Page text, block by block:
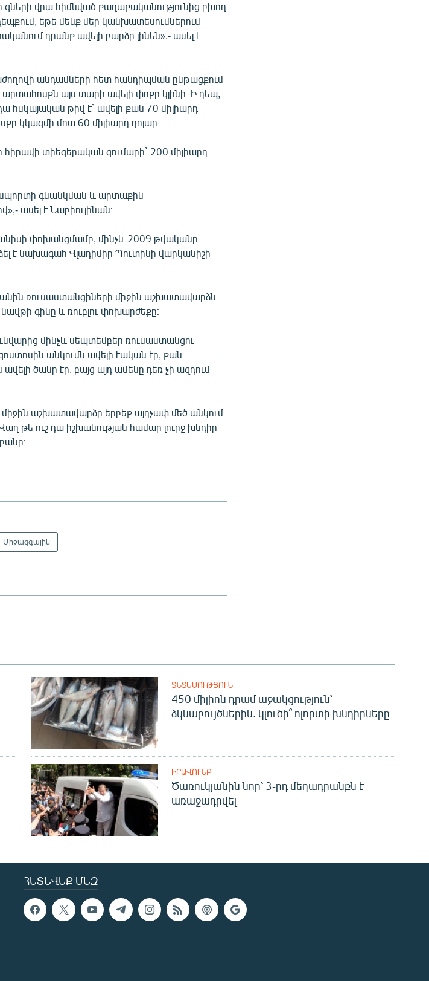
գների վրա հիմնված քաղաքականությունից բխող
եթե մենք մեր կանխատեսումներում
դրանք ավելի բարձր լինեն»,- ասել է
անդամների հետ հանդիպման ընթացքում
այս տարի ավելի փոքր կլինի։ Ի դեպ,
հսկայական թիվ է` ավելի քան 70 միլիարդ
կկազմի մոտ 60 միլիարդ դոլար։
տիեզերական գումարի` 200 միլիարդ
գնանկման և արտաքին
ասել է Նաբիուլինան։
փոխանցմամբ, մինչև 2009 թվականը
է նախագահ Վլադիմիր Պուտինի վարկանիշի
ռուսաստանցիների միջին աշխատավարձն
գինը և ռուբլու փոխարժեքը։
մինչև սեպտեմբեր ռուսաստանցու
անկումն ավելի էական էր, քան
ծանր էր, բայց այդ ամենը դեռ չի ազդում
աշխատավարձը երբեք այդչափ մեծ անկում
թե ուշ դա իշխանության համար լուրջ խնդիր
Միջազգային
ՏՆՏԵՍՈՒԹՅՈՒՆ
450 միլիոն դրամ աջակցություն՝
ձկնաբույծներին. կլուծի՞ ոլորտի խնդիրները
ԻՐԱՎՈՒՆՔ
Ծառուկյանին նոր՝ 3-րդ մեղադրանքն է
առաջադրվել
ՀԵՏԵՎԵՔ ՄԵԶ